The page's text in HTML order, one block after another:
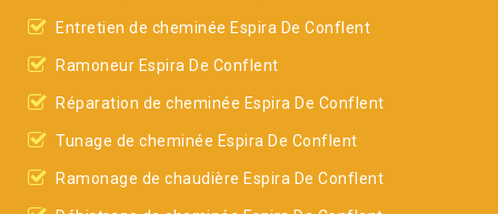
Entretien de cheminée Espira De Conflent
Ramoneur Espira De Conflent
Réparation de cheminée Espira De Conflent
Tunage de cheminée Espira De Conflent
Ramonage de chaudière Espira De Conflent